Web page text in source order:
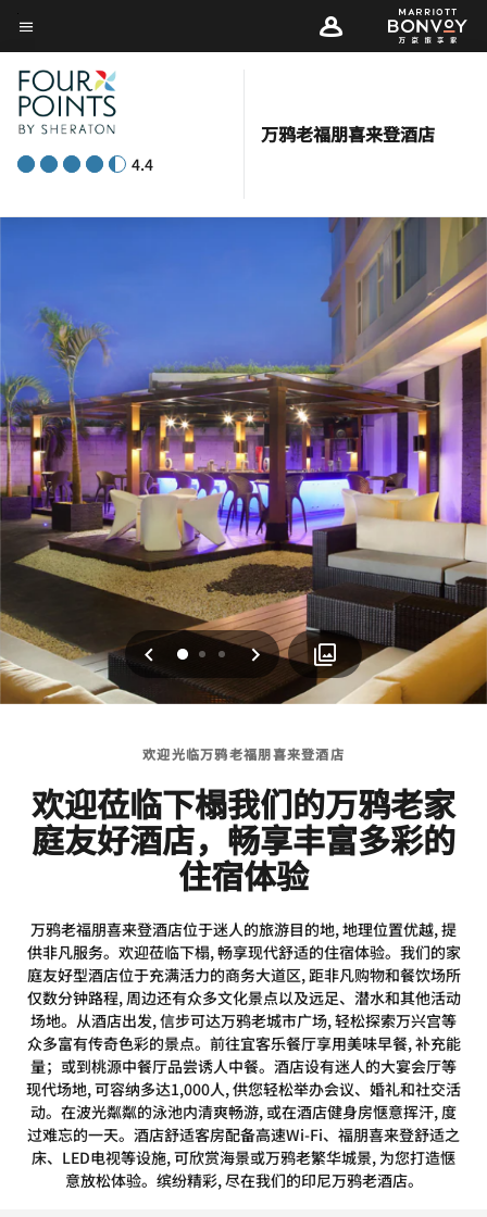
Skip
to
main
content
菜单文本
4.4
万鸦老福朋喜来登酒店
上一页
0 1 2 下一页
欢迎光临万鸦老福朋喜来登酒店
欢迎莅临下榻我们的万鸦老家
庭友好酒店，畅享丰富多彩的
住宿体验
万鸦老福朋喜来登酒店位于迷人的旅游目的地, 地理位置优越, 提
供非凡服务。欢迎莅临下榻, 畅享现代舒适的住宿体验。我们的家
庭友好型酒店位于充满活力的商务大道区, 距非凡购物和餐饮场所
仅数分钟路程, 周边还有众多文化景点以及远足、潜水和其他活动
场地。从酒店出发, 信步可达万鸦老城市广场, 轻松探索万兴宫等
众多富有传奇色彩的景点。前往宜客乐餐厅享用美味早餐, 补充能
量；或到桃源中餐厅品尝诱人中餐。酒店设有迷人的大宴会厅等
现代场地, 可容纳多达1,000人, 供您轻松举办会议、婚礼和社交活
动。在波光粼粼的泳池内清爽畅游, 或在酒店健身房惬意挥汗, 度
过难忘的一天。酒店舒适客房配备高速Wi-Fi、福朋喜来登舒适之
床、LED电视等设施, 可欣赏海景或万鸦老繁华城景, 为您打造惬
意放松体验。缤纷精彩, 尽在我们的印尼万鸦老酒店。